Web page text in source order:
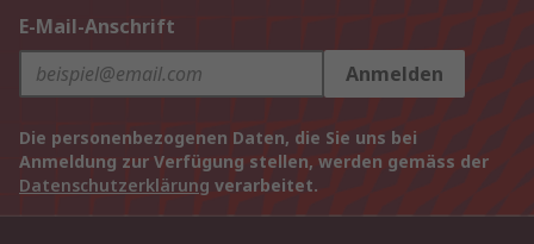
E-Mail-Anschrift
Anmelden
Die personenbezogenen Daten, die Sie uns bei
Anmeldung zur Verfügung stellen, werden gemäss der
Datenschutzerklärung verarbeitet.